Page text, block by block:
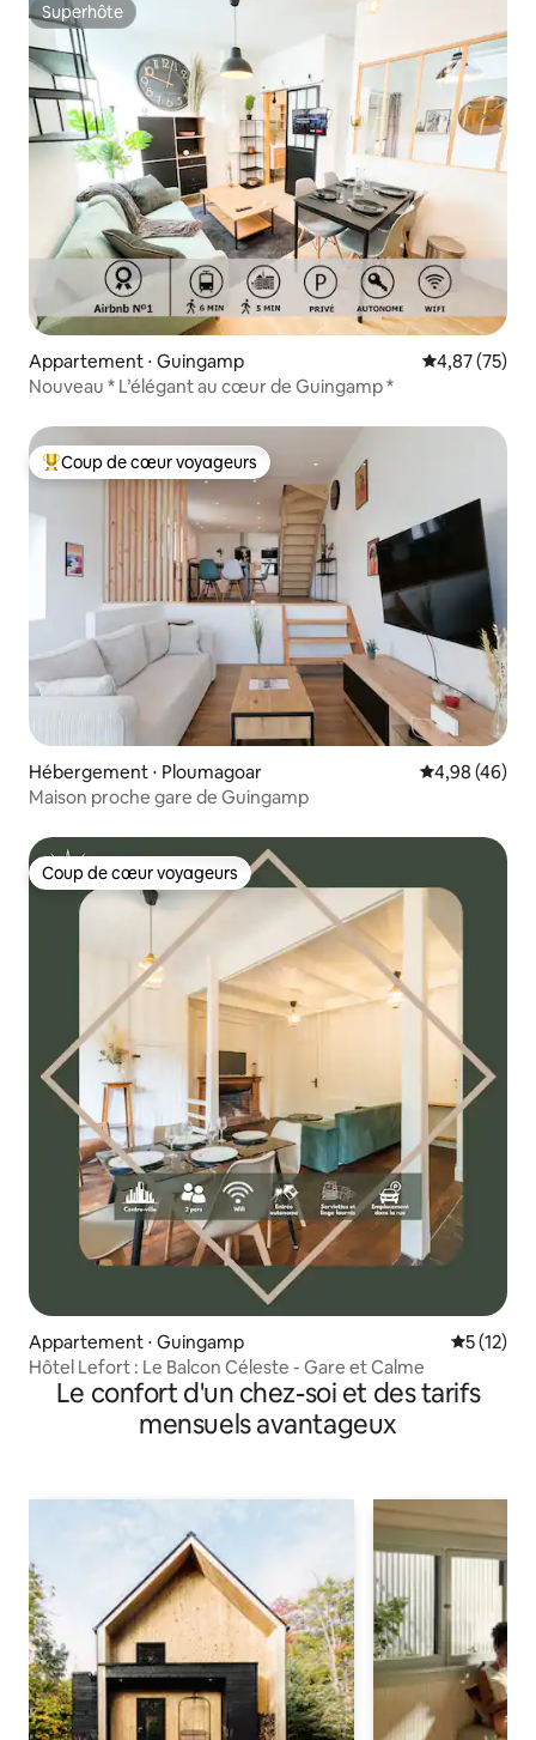
Superhôte
Superhôte
Appartement ⋅ Guingamp Évaluation
4,87 (75)
Nouveau * L’élégant au cœur de Guingamp *
Coups de cœur voyageurs les plus appréciés
Coup de cœur voyageurs
Hébergement ⋅ Ploumagoar Évaluation
4,98 (46)
Maison proche gare de Guingamp
Coup de cœur voyageurs
Coup de cœur voyageurs
Appartement ⋅ Guingamp
5 (12)
Hôtel Lefort : Le Balcon Céleste - Gare et Calme
Le confort d'un chez-soi et des tarifs
mensuels avantageux